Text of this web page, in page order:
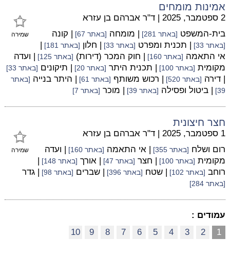
אמינות מומחים
שמירה
2 ספטמבר, 2025 | ד"ר אברהם בן עזרא
בית-המשפט [באתר 281] | מומחה [באתר 67] | קונה
[באתר 33] | תכנית ומפרט [באתר 33] | חלון [באתר 181]
|
אי התאמה [באתר 160] | חוק המכר (דירות) [באתר 125]
| ועדה
מקומית [באתר 100] | תכנית היתר [באתר 20] | תיקונים [באתר 33]
| דירה [באתר 520] | רכוש משותף [באתר 61] | היתר בנייה [באתר
39]
| ביטול ופסילה [באתר 39] | מוכר [באתר 7]
חצר חיצונית
שמירה
1 ספטמבר, 2025 | ד"ר אברהם בן עזרא
רום ושלח [באתר 355] | אי התאמה [באתר 160]
| ועדה
מקומית [באתר 100] | חצר [באתר 47] | אורך [באתר 148]
|
רוחב [באתר 102] | שטח [באתר 396] | שברים [באתר 98] | גדר
[באתר 284]
עמודים :
1
2
3
4
5
6
7
8
9
10